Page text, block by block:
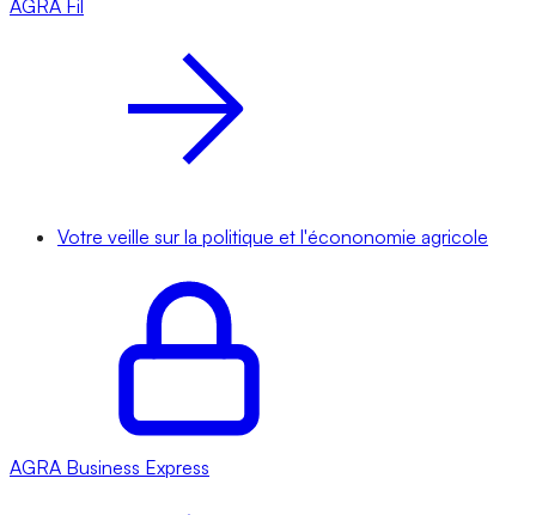
AGRA Fil
Votre veille sur la politique et l'écononomie agricole
AGRA Business Express